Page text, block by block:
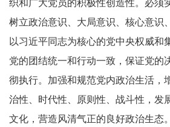
织和广大党员的积极性创造性。必须
树立政治意识、大局意识、核心意识
以习近平同志为核心的党中央权威和
党的团结统一和行动一致，保证党的
彻执行。加强和规范党内政治生活，
治性、时代性、原则性、战斗性，发
文化，营造风清气正的良好政治生态